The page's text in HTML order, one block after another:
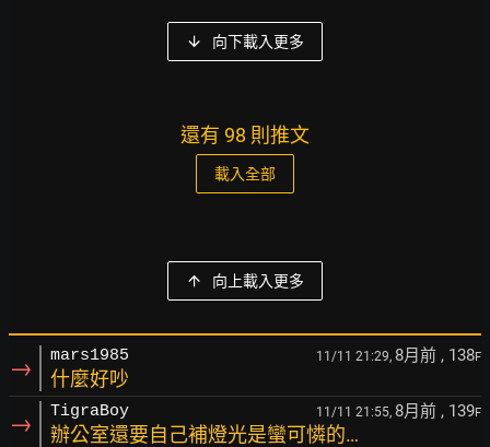
向下載入更多
還有 98 則推文
載入全部
向上載入更多
→ mars1985 11/11 21:29, 8月前 , 138F
什麼好吵
→ TigraBoy 11/11 21:55, 8月前 , 139F
辦公室還要自己補燈光是蠻可憐的…